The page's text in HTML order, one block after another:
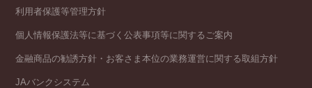
利用者保護等管理方針
個人情報保護法等に基づく公表事項等に関するご案内
金融商品の勧誘方針・お客さま本位の業務運営に関する取組方針
JAバンクシステム